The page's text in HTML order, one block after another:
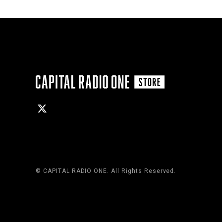
© CAPITAL RADIO ONE. All Rights Reserved.